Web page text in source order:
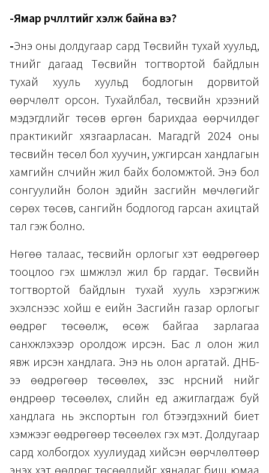
-Ямар өөрчлөлтийг хэлж байна вэ?
-Энэ оны долдугаар сард Төсвийн тухай хуульд,
түүнийг дагаад Төсвийн тогтвортой байдлын
тухай хууль хуульд бодлогын дорвитой
өөрчлөлт орсон. Тухайлбал, төсвийн хүрээний
мэдэгдлийг төсөв өргөн барихдаа өөрчилдөг
практикийг хязгаарласан. Магадгүй 2024 оны
төсвийн төсөл бол хуучин, ужгирсан хандлагын
хамгийн сүүлчийн жил байх боломжтой. Энэ бол
сонгуулийн болон эдийн засгийн мөчлөгийг
сөрөх төсөв, сангийн бодлогод гарсан ахицтай
тал гэж болно.
Нөгөө талаас, төсвийн орлогыг хэт өөдрөгөөр
тооцлоо гэх шүүмжлэл жил бүр гардаг. Төсвийн
тогтвортой байдлын тухай хууль хэрэгжиж
эхэлснээс хойш үе үеийн Засгийн газар орлогыг
өөдрөг төсөөлж, өсөж байгаа зарлагаа
санхүүжүүлэхээр оролдож ирсэн. Бас л олон жил
явж ирсэн хандлага. Энэ нь олон аргатай. ДНБ-
ээ өөдрөгөөр төсөөлөх, зэс нүүрсний үнийг
өндрөөр төсөөлөх, сүүлийн үед ажиглагдаж буй
хандлага нь экспортын гол бүтээгдэхүүний биет
хэмжээг өөдрөгөөр төсөөлөх гэх мэт. Долдугаар
сард холбогдох хуулиудад хийсэн өөрчлөлтөөр